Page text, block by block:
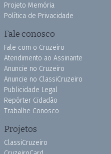
Projeto Memória
Política de Privacidade
Fale conosco
Fale com o Cruzeiro
Atendimento ao Assinante
Anuncie no Cruzeiro
Anuncie no ClassiCruzeiro
Publicidade Legal
Repórter Cidadão
Trabalhe Conosco
Projetos
ClassiCruzeiro